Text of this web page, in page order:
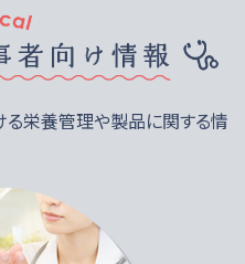
栄養管理や製品に関する情